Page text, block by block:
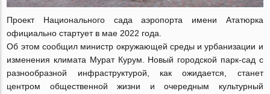
Проект Национального сада аэропорта имени Ататюрка
официально стартует в мае 2022 года.
Об этом сообщил министр окружающей среды и урбанизации и
изменения климата Мурат Курум. Новый городской парк-сад с
разнообразной инфраструктурой, как ожидается, станет
центром общественной жизни и очередным культурный